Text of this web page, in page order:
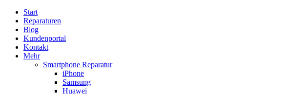
Start
Reparaturen
Blog
Kundenportal
Kontakt
Mehr
Smartphone Reparatur
iPhone
Samsung
Huawei